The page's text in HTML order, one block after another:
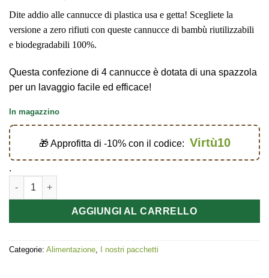
originale
era:
5,95 €.
attuale
è:
3,90 €.
Dite addio alle cannucce di plastica usa e getta! Scegliete la
versione a zero rifiuti con queste cannucce di bambù riutilizzabili
e biodegradabili 100%.
Questa confezione di 4 cannucce è dotata di una spazzola
per un lavaggio facile ed efficace!
In magazzino
🎁 Approfitta di -10% con il codice: Virtù10
.
Lot de 4 pailles écologiques en bambou avec goupillon
AGGIUNGI AL CARRELLO
Categorie: Alimentazione I nostri pacchetti